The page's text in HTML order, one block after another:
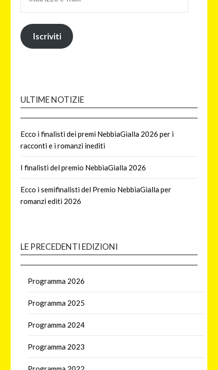
Iscriviti
ULTIME NOTIZIE
Ecco i finalisti dei premi NebbiaGialla 2026 per i
racconti e i romanzi inediti
I finalisti del premio NebbiaGialla 2026
Ecco i semifinalisti del Premio NebbiaGialla per
romanzi editi 2026
LE PRECEDENTI EDIZIONI
Programma 2026
Programma 2025
Programma 2024
Programma 2023